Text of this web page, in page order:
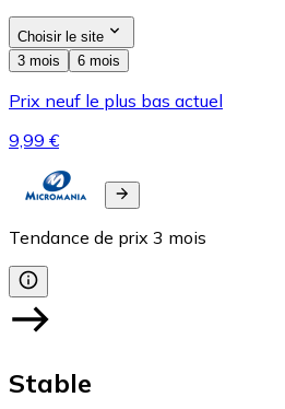
Choisir le site
3 mois
6 mois
Prix neuf le plus bas actuel
9,99 €
Tendance de prix 3 mois
Stable